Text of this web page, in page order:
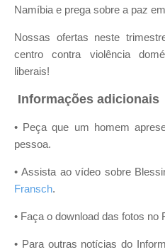
Namíbia e prega sobre a paz
Nossas ofertas neste
centro contra violência
liberais!
Informações adicionais
• Peça que um homem
pessoa.
• Assista ao vídeo sobre
Fransch.
• Faça o download das fotos no
• Para outras notícias do